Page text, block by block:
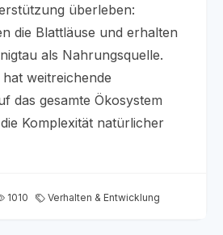
überleben:
die Blattläuse und erhalten
als Nahrungsquelle.
weitreichende
das gesamte Ökosystem
Komplexität natürlicher
1010 Verhalten & Entwicklung